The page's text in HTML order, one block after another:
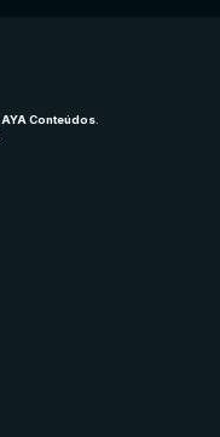
AYA Conteúdos